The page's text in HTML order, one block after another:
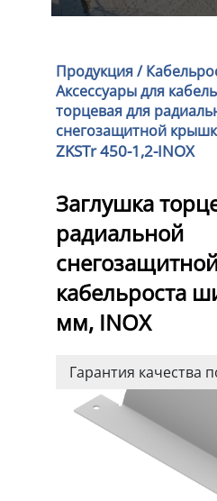
Продукция /
Аксессуары для
торцевая для
снегозащитной
ZKSTr 450-1,2-INOX
Заглушка
радиальной
кабельроста
мм, INOX
Гарантия качества